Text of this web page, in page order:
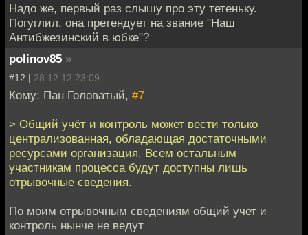
Надо же, первый раз слышу про эту тетеньку.
Погуглил, она претендует на звание "Наш
Антибжезинский в юбке"?
polinov85 »
#12 | 28.12.12 23:09
Кому: Пан Головатый, #7
> Общий учёт и контроль может вести только
централизованная, обладающая достаточными
ресурсами организация. Всем остальным
участникам процесса будут доступны лишь
отрывочные сведения.
По моим отрывочным сведениям общий учет и
контроль нынче не ведут